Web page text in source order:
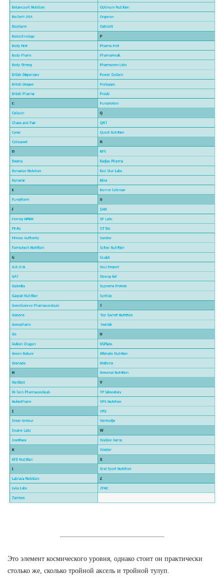
Это элемент космического уровня, однако стоит он практически
столько же, сколько тройной аксель и тройной тулуп.